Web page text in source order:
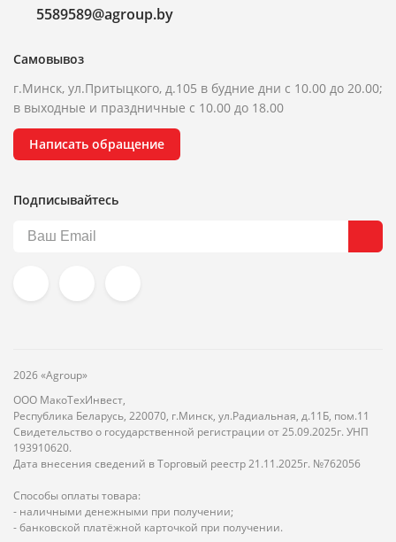
5589589@agroup.by
Самовывоз
г.Минск, ул.Притыцкого, д.105 в будние дни с 10.00 до 20.00;
в выходные и праздничные с 10.00 до 18.00
Написать обращение
Подписывайтесь
2026 «Agroup»
ООО МакоТехИнвест,
Республика Беларусь, 220070, г.Минск, ул.Радиальная, д.11Б, пом.11
Свидетельство о государственной регистрации от 25.09.2025г. УНП
193910620.
Дата внесения сведений в Торговый реестр 21.11.2025г. №762056
Способы оплаты товара:
- наличными денежными при получении;
- банковской платёжной карточкой при получении.